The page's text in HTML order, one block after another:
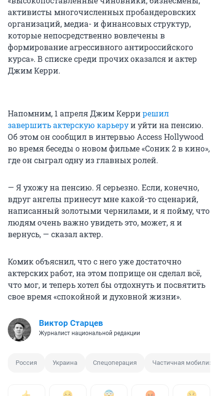
активисты многочисленных пробандеровских
организаций, медиа- и финансовых структур,
которые непосредственно вовлечены в
формирование агрессивного антироссийского
курса». В списке среди прочих оказался и актер
Джим Керри.
Напомним, 1 апреля Джим Керрирешил
завершить актерскую карьеруи уйти на пенсию.
Об этом он сообщил в интервью Access Hollywood
во время беседы о новом фильме «Соник 2 в кино»,
где он сыграл одну из главных ролей.
— Я ухожу на пенсию. Я серьезно. Если, конечно,
вдруг ангелы принесут мне какой-то сценарий,
написанный золотыми чернилами, и я пойму, что
людям очень важно увидеть это, может, я и
вернусь, — сказал актер.
Комик объяснил, что с него уже достаточно
актерских работ, на этом поприще он сделал всё,
что мог, и теперь хотел бы отдохнуть и посвятить
свое время «спокойной и духовной жизни».
Виктор Старцев
Журналист национальной редакции
Россия Украина Спецоперация Частичная